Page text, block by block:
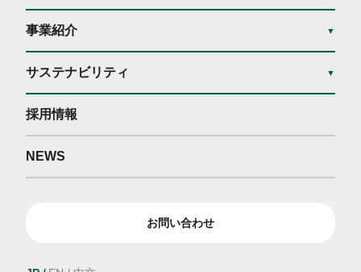
事業紹介 ▼
サステナビリティ ▼
採用情報
NEWS
お問い合わせ